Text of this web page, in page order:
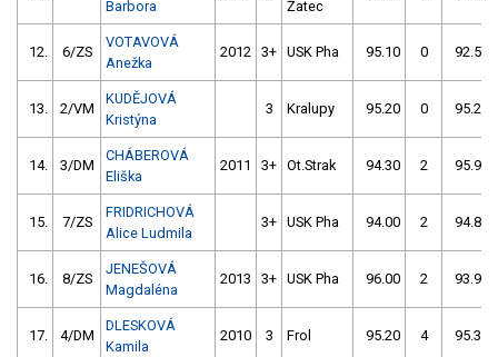
Barbora
Žatec
12. 6/ZS
VOTAVOVÁ
Anežka
2012 3+ USK Pha 95.10 0 92.50
13. 2/VM
KUDĚJOVÁ
Kristýna
3 Kralupy 95.20 0 95.20
14. 3/DM
CHÁBEROVÁ
Eliška
2011 3+ Ot.Strak 94.30 2 95.90
15. 7/ZS
FRIDRICHOVÁ
Alice Ludmila
3+ USK Pha 94.00 2 94.80
16. 8/ZS
JENEŠOVÁ
Magdaléna
2013 3+ USK Pha 96.00 2 93.90
17. 4/DM
DLESKOVÁ
Kamila
2010 3 Frol 95.20 4 95.30